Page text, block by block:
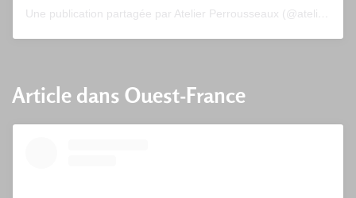
Une publication partagée par Atelier Perrousseaux (@atelier_perrousseaux)
Article dans Ouest-France